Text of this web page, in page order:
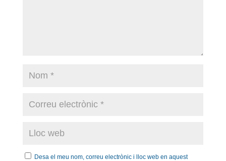
Desa el meu nom, correu electrònic i lloc web en aquest